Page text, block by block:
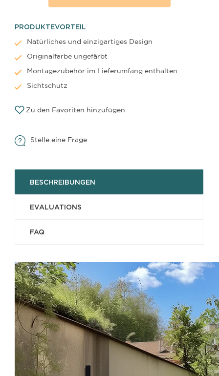
PRODUKTEVORTEIL
Natürliches und einzigartiges Design
Originalfarbe ungefärbt
Montagezubehör im Lieferumfang enthalten.
Sichtschutz
Zu den Favoriten hinzufügen
Stelle eine Frage
BESCHREIBUNGEN
EVALUATIONS
FAQ